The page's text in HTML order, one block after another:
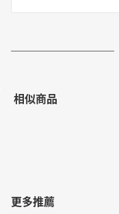
相似商品
更多推薦